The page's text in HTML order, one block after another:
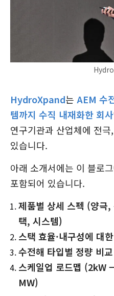
HydroXpand는 AEM 수
템까지 수직 내재화한 회사
연구기관과 산업체에 전
있습니다.
아래 소개서에는 이 블로
포함되어 있습니다.
제품별 상세 스펙 (양극
택, 시스템)
스택 효율·내구성에 대
수전해 타입별 정량 비
스케일업 로드맵
MW)